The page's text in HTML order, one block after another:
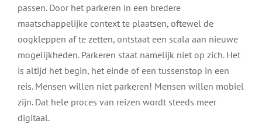
passen. Door het parkeren in een bredere
maatschappelijke context te plaatsen, oftewel de
oogkleppen af te zetten, ontstaat een scala aan nieuwe
mogelijkheden. Parkeren staat namelijk niet op zich. Het
is altijd het begin, het einde of een tussenstop in een
reis. Mensen willen niet parkeren! Mensen willen mobiel
zijn. Dat hele proces van reizen wordt steeds meer
digitaal.